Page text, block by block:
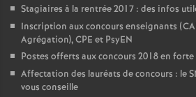
Stagiaires à la rentrée 2017 : des infos
Inscription aux concours enseignants
Agrégation), CPE et PsyEN
Postes offerts aux concours 2018 en forte
Affectation des lauréats de concours : le
vous conseille